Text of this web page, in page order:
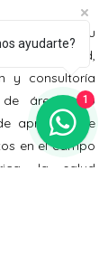
su
con usted,
y consultoría
áreas. No
aprender de
en el campo
la salud
ayudarte?
1